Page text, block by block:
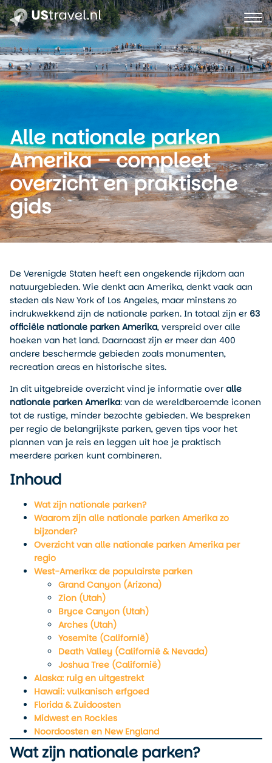
Alle nationale parken
Amerika – compleet
overzicht en praktische
gids
De Verenigde Staten heeft een ongekende rijkdom aan
natuurgebieden. Wie denkt aan Amerika, denkt vaak aan
steden als New York of Los Angeles, maar minstens zo
indrukwekkend zijn de nationale parken. In totaal zijn er 63
officiële nationale parken Amerika, verspreid over alle
hoeken van het land. Daarnaast zijn er meer dan 400
andere beschermde gebieden zoals monumenten,
recreation areas en historische sites.
In dit uitgebreide overzicht vind je informatie over alle
nationale parken Amerika: van de wereldberoemde iconen
tot de rustige, minder bezochte gebieden. We bespreken
per regio de belangrijkste parken, geven tips voor het
plannen van je reis en leggen uit hoe je praktisch
meerdere parken kunt combineren.
Inhoud
Wat zijn nationale parken?
Waarom zijn alle nationale parken Amerika zo
bijzonder?
Overzicht van alle nationale parken Amerika per
regio
West-Amerika: de populairste parken
Grand Canyon (Arizona)
Zion (Utah)
Bryce Canyon (Utah)
Arches (Utah)
Yosemite (Californië)
Death Valley (Californië & Nevada)
Joshua Tree (Californië)
Alaska: ruig en uitgestrekt
Hawaii: vulkanisch erfgoed
Florida & Zuidoosten
Midwest en Rockies
Noordoosten en New England
Wat zijn nationale parken?